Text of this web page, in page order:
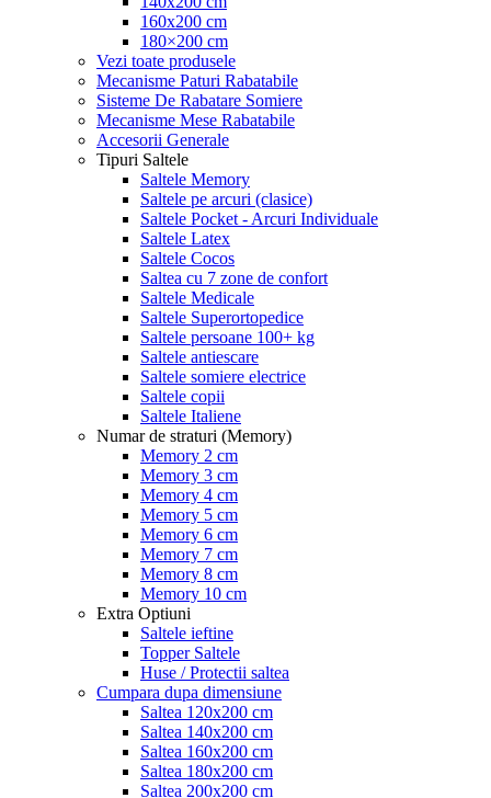
160x200 cm
180×200 cm
Vezi toate produsele
Mecanisme Paturi Rabatabile
Sisteme De Rabatare Somiere
Mecanisme Mese Rabatabile
Accesorii Generale
Tipuri Saltele
Saltele Memory
Saltele pe arcuri (clasice)
Saltele Pocket - Arcuri Individuale
Saltele Latex
Saltele Cocos
Saltea cu 7 zone de confort
Saltele Medicale
Saltele Superortopedice
Saltele persoane 100+ kg
Saltele antiescare
Saltele somiere electrice
Saltele copii
Saltele Italiene
Numar de straturi (Memory)
Memory 2 cm
Memory 3 cm
Memory 4 cm
Memory 5 cm
Memory 6 cm
Memory 7 cm
Memory 8 cm
Memory 10 cm
Extra Optiuni
Saltele ieftine
Topper Saltele
Huse / Protectii saltea
Cumpara dupa dimensiune
Saltea 120x200 cm
Saltea 140x200 cm
Saltea 160x200 cm
Saltea 180x200 cm
Saltea 200x200 cm